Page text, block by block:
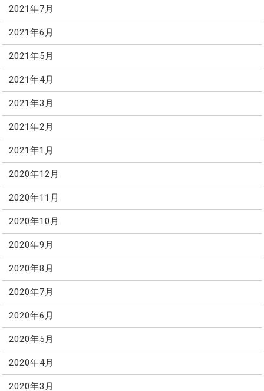
2021年7月
2021年6月
2021年5月
2021年4月
2021年3月
2021年2月
2021年1月
2020年12月
2020年11月
2020年10月
2020年9月
2020年8月
2020年7月
2020年6月
2020年5月
2020年4月
2020年3月